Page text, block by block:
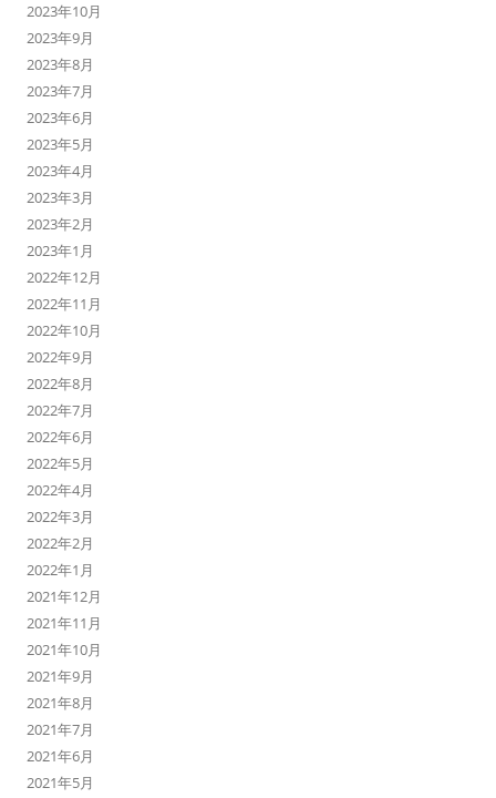
2023年10月
2023年9月
2023年8月
2023年7月
2023年6月
2023年5月
2023年4月
2023年3月
2023年2月
2023年1月
2022年12月
2022年11月
2022年10月
2022年9月
2022年8月
2022年7月
2022年6月
2022年5月
2022年4月
2022年3月
2022年2月
2022年1月
2021年12月
2021年11月
2021年10月
2021年9月
2021年8月
2021年7月
2021年6月
2021年5月